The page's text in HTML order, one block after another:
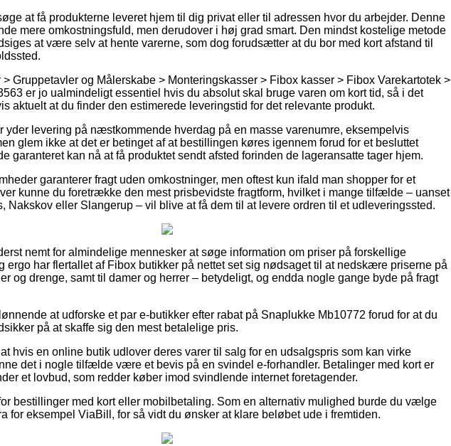
at få produkterne leveret hjem til dig privat eller til adressen hvor du arbejder. Denne
mere omkostningsfuld, men derudover i høj grad smart. Den mindst kostelige metode
at være selv at hente varerne, som dog forudsætter at du bor med kort afstand til
Gruppetavler og Målerskabe > Monteringskasser > Fibox kasser > Fibox Varekartotek >
er jo ualmindeligt essentiel hvis du absolut skal bruge varen om kort tid, så i det
aktuelt at du finder den estimerede leveringstid for det relevante produkt.
yder levering på næstkommende hverdag på en masse varenumre, eksempelvis
glem ikke at det er betinget af at bestillingen køres igennem forud for et besluttet
garanteret kan nå at få produktet sendt afsted forinden de lageransatte tager hjem.
garanterer fragt uden omkostninger, men oftest kun ifald man shopper for et
kunne du foretrække den mest prisbevidste fragtform, hvilket i mange tilfælde – uanset
Nakskov eller Slangerup – vil blive at få dem til at levere ordren til et udleveringssted.
nemt for almindelige mennesker at søge information om priser på forskellige
ergo har flertallet af Fibox butikker på nettet set sig nødsaget til at nedskære priserne på
og drenge, samt til damer og herrer – betydeligt, og endda nogle gange byde på fragt
at udforske et par e-butikker efter rabat på Snaplukke Mb10772 forud for at du
på at skaffe sig den mest betalelige pris.
hvis en online butik udlover deres varer til salg for en udsalgspris som kan virke
det i nogle tilfælde være et bevis på en svindel e-forhandler. Betalinger med kort er
et lovbud, som redder køber imod svindlende internet foretagender.
bestillinger med kort eller mobilbetaling. Som en alternativ mulighed burde du vælge
for eksempel ViaBill, for så vidt du ønsker at klare beløbet ude i fremtiden.